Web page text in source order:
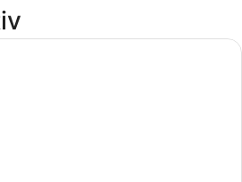
Ett hotellrum med en stor säng,